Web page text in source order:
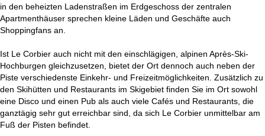
in den beheizten Ladenstraßen im Erdgeschoss der zentralen
Apartmenthäuser sprechen kleine Läden und Geschäfte auch
Shoppingfans an.
Ist Le Corbier auch nicht mit den einschlägigen, alpinen Après-Ski-
Hochburgen gleichzusetzen, bietet der Ort dennoch auch neben der
Piste verschiedenste Einkehr- und Freizeitmöglichkeiten. Zusätzlich zu
den Skihütten und Restaurants im Skigebiet finden Sie im Ort sowohl
eine Disco und einen Pub als auch viele Cafés und Restaurants, die
ganztägig sehr gut erreichbar sind, da sich Le Corbier unmittelbar am
Fuß der Pisten befindet.